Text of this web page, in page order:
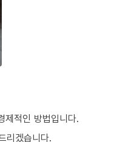
제적인 방법입니다.
리겠습니다.